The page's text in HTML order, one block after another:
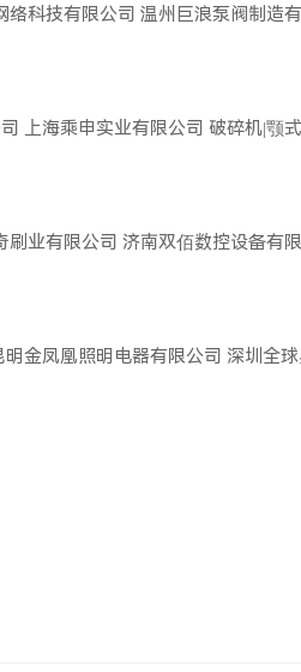
络科技有限公司 温州巨浪泵阀制造
上海乘申实业有限公司 破碎机|颚
刷业有限公司 济南双佰数控设备有
金凤凰照明电器有限公司 深圳全